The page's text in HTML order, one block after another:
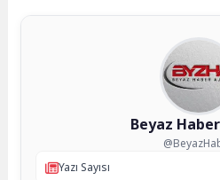
Beyaz
Yazı Sayısı